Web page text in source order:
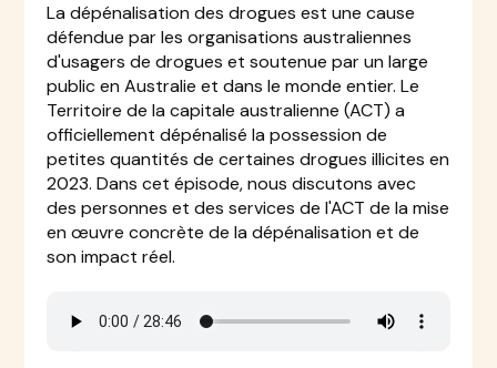
La dépénalisation des drogues est une cause
défendue par les organisations australiennes
d'usagers de drogues et soutenue par un large
public en Australie et dans le monde entier. Le
Territoire de la capitale australienne (ACT) a
officiellement dépénalisé la possession de
petites quantités de certaines drogues illicites en
2023. Dans cet épisode, nous discutons avec
des personnes et des services de l'ACT de la mise
en œuvre concrète de la dépénalisation et de
son impact réel.